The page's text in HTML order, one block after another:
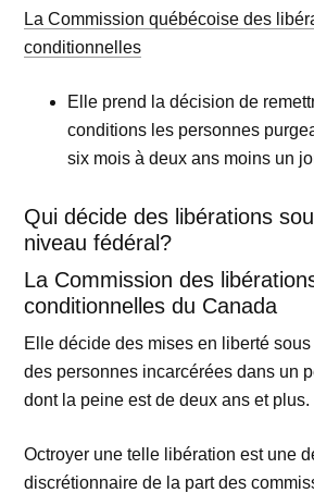
La Commission québécoise des
conditionnelles
Elle prend la décision de
conditions les personnes
six mois à deux ans moins un
Qui décide des libérations
niveau fédéral?
La Commission des
conditionnelles du Canada
Elle décide des mises en liberté
des personnes incarcérées dans un
dont la peine est de deux ans et plus.
Octroyer une telle libération est une
discrétionnaire de la part des